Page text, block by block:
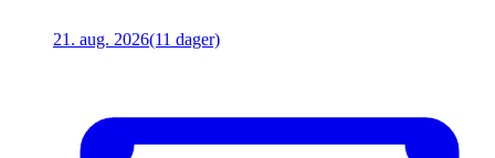
21. aug. 2026(11 dager)